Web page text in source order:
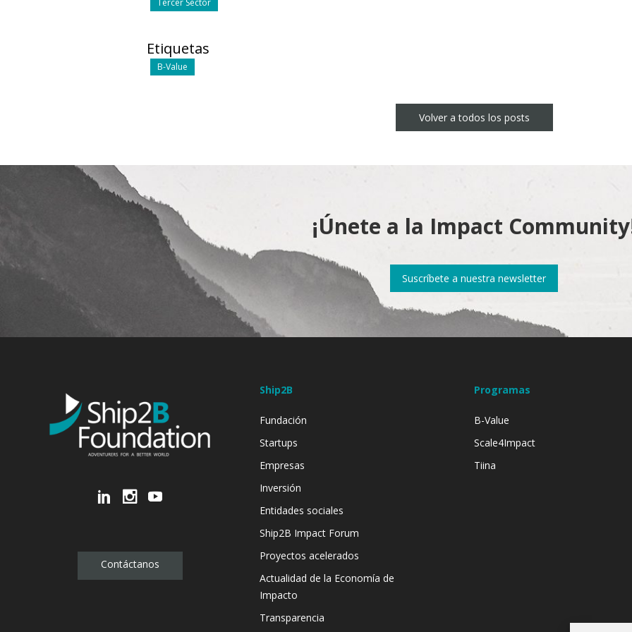
Tercer Sector
Etiquetas
B-Value
Volver a todos los posts
¡Únete a la Impact
Suscríbete a nuestra newsletter
Contáctanos
Ship2B
Fundación
Startups
Empresas
Inversión
Entidades sociales
Ship2B Impact Forum
Proyectos acelerados
Actualidad de la Economía de
Impacto
Transparencia
Programas
B-Value
Scale4Impact
Tiina